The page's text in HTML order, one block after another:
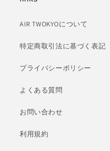
AIR TWOKYOについて
特定商取引法に基づく表記
プライバシーポリシー
よくある質問
お問い合わせ
利用規約